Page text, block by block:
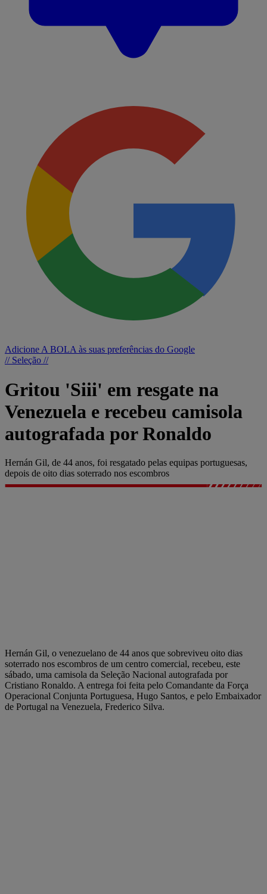
Adicione A BOLA às suas preferências do Google
// Seleção //
Gritou 'Siii' em resgate na
Venezuela e recebeu camisola
autografada por Ronaldo
Hernán Gil, de 44 anos, foi resgatado pelas equipas portuguesas,
depois de oito dias soterrado nos escombros
Hernán Gil, o venezuelano de 44 anos que sobreviveu oito dias
soterrado nos escombros de um centro comercial, recebeu, este
sábado, uma camisola da Seleção Nacional autografada por
Cristiano Ronaldo. A entrega foi feita pelo Comandante da Força
Operacional Conjunta Portuguesa, Hugo Santos, e pelo Embaixador
de Portugal na Venezuela, Frederico Silva.